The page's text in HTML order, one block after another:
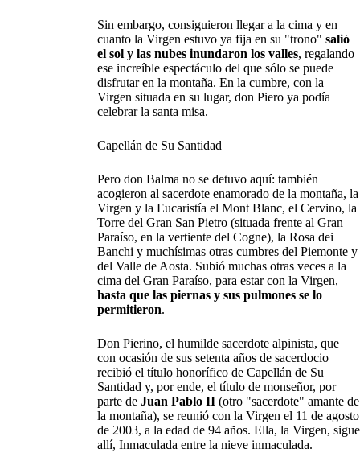
Sin embargo, consiguieron llegar a la cima y en
cuanto la Virgen estuvo ya fija en su "trono" salió
el sol y las nubes inundaron los valles, regalando
ese increíble espectáculo del que sólo se puede
disfrutar en la montaña. En la cumbre, con la
Virgen situada en su lugar, don Piero ya podía
celebrar la santa misa.
Capellán de Su Santidad
Pero don Balma no se detuvo aquí: también
acogieron al sacerdote enamorado de la montaña, la
Virgen y la Eucaristía el Mont Blanc, el Cervino, la
Torre del Gran San Pietro (situada frente al Gran
Paraíso, en la vertiente del Cogne), la Rosa dei
Banchi y muchísimas otras cumbres del Piemonte y
del Valle de Aosta. Subió muchas otras veces a la
cima del Gran Paraíso, para estar con la Virgen,
hasta que las piernas y sus pulmones se lo
permitieron.
Don Pierino, el humilde sacerdote alpinista, que
con ocasión de sus setenta años de sacerdocio
recibió el título honorífico de Capellán de Su
Santidad y, por ende, el título de monseñor, por
parte deJuan Pablo II(otro "sacerdote" amante de
la montaña), se reunió con la Virgen el 11 de agosto
de 2003, a la edad de 94 años. Ella, la Virgen, sigue
allí, Inmaculada entre la nieve inmaculada.